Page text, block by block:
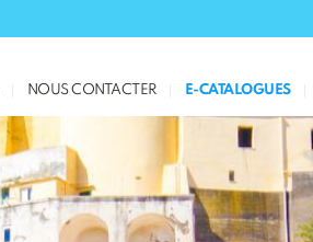
NOUS CONTACTER E-CATALOGUES